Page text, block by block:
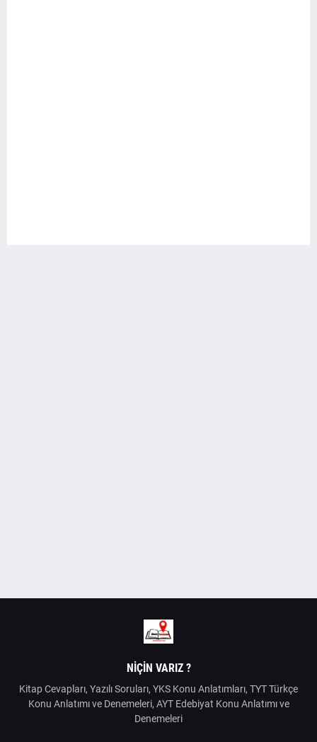
NIÇIN VARIZ ?
Kitap Cevapları, Yazılı Soruları, YKS Konu Anlatımları, TYT Türkçe
Konu Anlatımı ve Denemeleri, AYT Edebiyat Konu Anlatımı ve
Denemeleri